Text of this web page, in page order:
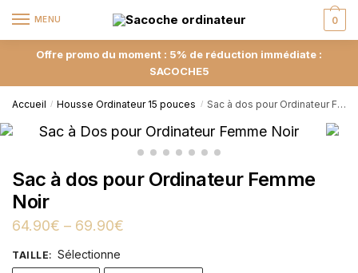
MENU 0
Offre promo du moment : 5% de réduction immédiate :
SACOCHE5
Accueil / Housse Ordinateur 15 pouces / Sac à dos pour Ordinateur Femme Noir
Sac à dos pour Ordinateur Femme
Noir
64.90€ – 69.90€
TAILLE: Sélectionne